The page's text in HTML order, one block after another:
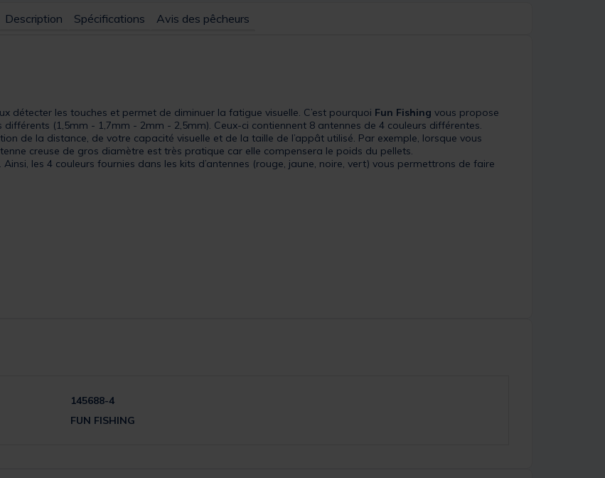
Description Spécifications Avis des pêcheurs
détecter les touches et permet de diminuer la fatigue visuelle. C’est pourquoi Fun Fishing vous propose
différents (1,5mm - 1,7mm - 2mm - 2,5mm). Ceux-ci contiennent 8 antennes de 4 couleurs différentes.
de la distance, de votre capacité visuelle et de la taille de l’appât utilisé. Par exemple, lorsque vous
creuse de gros diamètre est très pratique car elle compensera le poids du pellets.
les 4 couleurs fournies dans les kits d’antennes (rouge, jaune, noire, vert) vous permettrons de faire
145688-4
FUN FISHING